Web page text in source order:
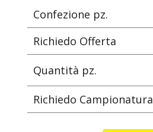
Confezione pz.
Richiedo Offerta
Quantità pz.
Richiedo Campionatura